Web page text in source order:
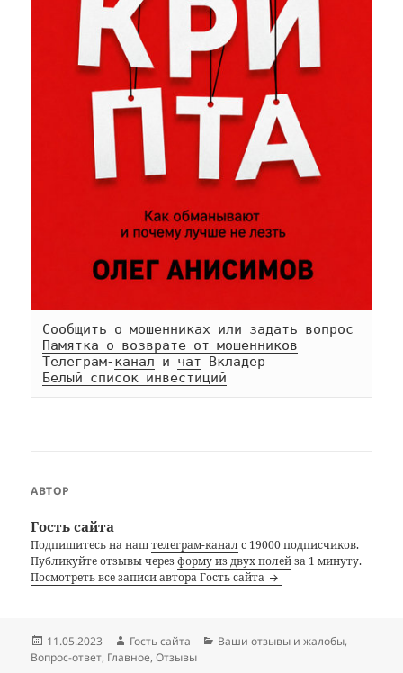
Сообщить о мошенниках или задать вопрос
Памятка о возврате от мошенников
Телеграм-канал и чат
Белый список инвестиций
АВТОР
Гость сайта
Подпишитесь на наштелеграм-каналс 19000 подписчиков.
Публикуйте отзывы черезформу из двух полейза 1 минуту.
Посмотреть все записи автора Гость сайта
Опубликовано
11.05.2023 Автор
Гость сайта Рубрики
Ваши отзывы и жалобы,
Вопрос-ответ, Главное,Отзывы